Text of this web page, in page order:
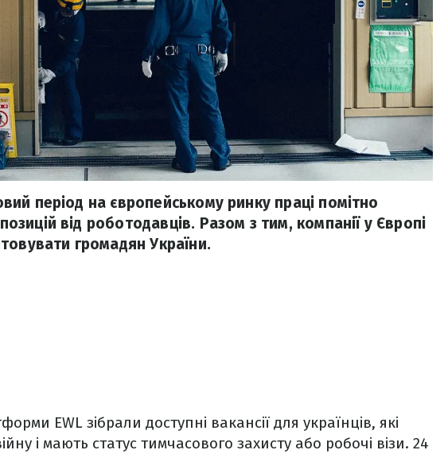
період на європейському ринку праці помітно
від роботодавців. Разом з тим, компанії у Європі
громадян України.
EWL зібрали доступні вакансії для українців, які
і мають статус тимчасового захисту або робочі візи. 24